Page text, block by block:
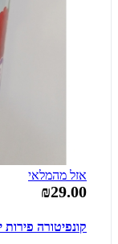
אזל מהמלאי
₪29.00
קונפיטורה